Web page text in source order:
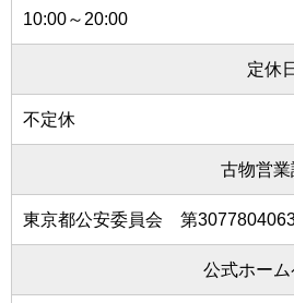
10:00～20:00
定休日
不定休
古物営
東京都公安委員会 第
公式ホーム